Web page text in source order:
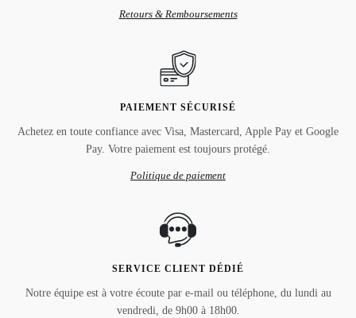
Retours & Remboursements
PAIEMENT SÉCURISÉ
Achetez en toute confiance avec Visa, Mastercard, Apple Pay et Google
Pay. Votre paiement est toujours protégé.
Politique de paiement
SERVICE CLIENT DÉDIÉ
Notre équipe est à votre écoute par e-mail ou téléphone, du lundi au
vendredi, de 9h00 à 18h00.